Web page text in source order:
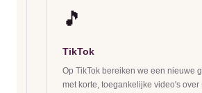
🎵
TikTok
Op TikTok bereiken we een nieuwe
met korte, toegankelijke video's over